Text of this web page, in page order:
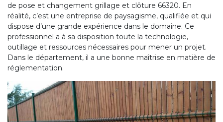
de pose et changement grillage et clôture 66320. En
réalité, c’est une entreprise de paysagisme, qualifiée et qui
dispose d’une grande expérience dans le domaine. Ce
professionnel a à sa disposition toute la technologie,
outillage et ressources nécessaires pour mener un projet.
Dans le département, il a une bonne maîtrise en matière de
réglementation.